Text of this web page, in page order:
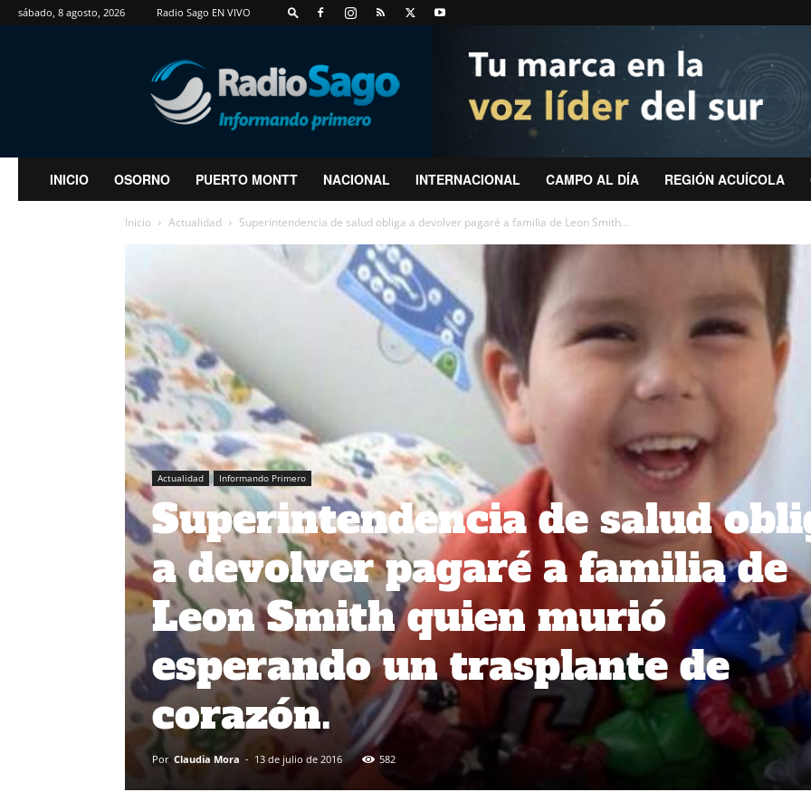
sábado, 8 agosto, 2026 Radio Sago EN VIVO
RadioSago
INICIO OSORNO PUERTO MONTT NACIONAL INTERNACIONAL CAMPO AL DÍA REGIÓN ACUÍCOLA
Inicio Actualidad Superintendencia de salud obliga a devolver pagaré a familia de Leon Smith...
Actualidad Informando Primero
Superintendencia de salud
a devolver pagaré a familia de
Leon Smith quien murió
esperando un trasplante de
corazón.
Por Claudia Mora - 13 de julio de 2016 582